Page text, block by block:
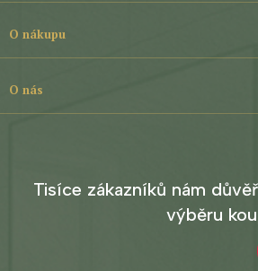
í
O nákupu
O nás
Tisíce zákazníků nám
výběru